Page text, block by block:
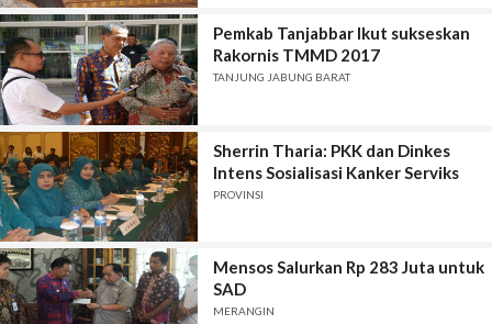
Pemkab Tanjabbar Ikut sukseskan
Rakornis TMMD 2017
TANJUNG JABUNG BARAT
Sherrin Tharia: PKK dan Dinkes
Intens Sosialisasi Kanker Serviks
PROVINSI
Mensos Salurkan Rp 283 Juta untuk
SAD
MERANGIN